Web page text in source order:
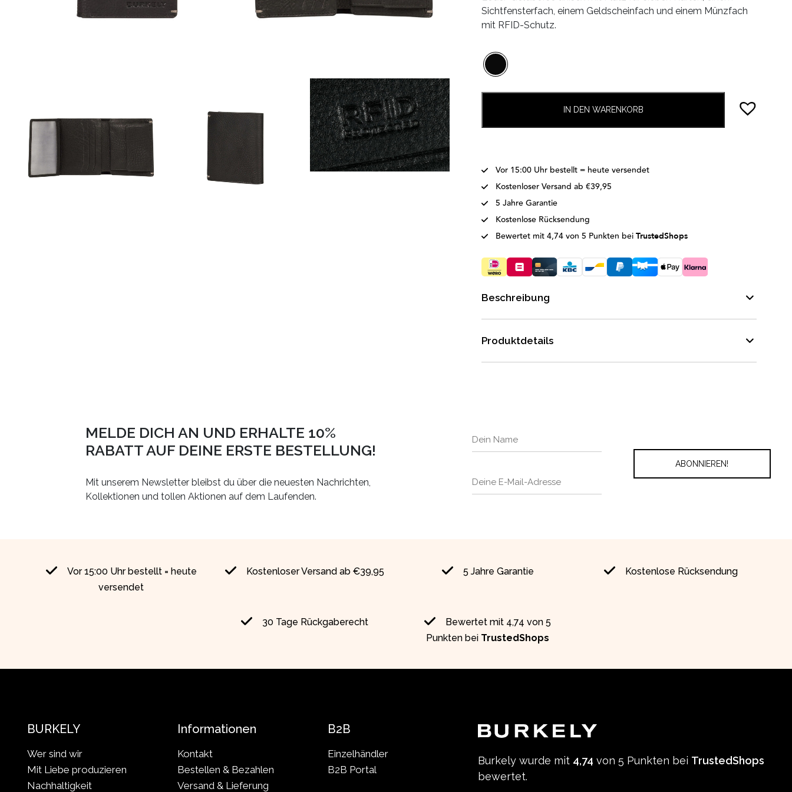
Sichtfensterfach, einem Geldscheinfach und einem Münzfach
mit RFID-Schutz.
IN DEN WARENKORB
Vor 15:00 Uhr bestellt = heute versendet
Kostenloser Versand ab €39,95
5 Jahre Garantie
Kostenlose Rücksendung
Bewertet mit 4,74 von 5 Punkten beiTrustedShops
Beschreibung
Produktdetails
MELDE DICH AN UND ERHALTE 10%
RABATT AUF DEINE ERSTE BESTELLUNG!
Mit unserem Newsletter bleibst du über die neuesten Nachrichten,
Kollektionen und tollen Aktionen auf dem Laufenden.
Vor 15:00 Uhr bestellt = heute
versendet
Kostenloser Versand ab €39,95 5 Jahre Garantie Kostenlose Rücksendung
30 Tage Rückgaberecht
Bewertet mit 4,74 von 5
Punkten bei TrustedShops
Burkely wurde mit 4,74 von 5 Punkten bei TrustedShops
bewertet.
BURKELY
Wer sind wir
Mit Liebe produzieren
Nachhaltigkeit
Informationen
Kontakt
Bestellen & Bezahlen
Versand & Lieferung
B2B
Einzelhändler
B2B Portal